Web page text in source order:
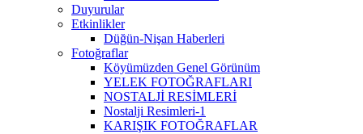
Duyurular
Etkinlikler
Düğün-Nişan Haberleri
Fotoğraflar
Köyümüzden Genel Görünüm
YELEK FOTOĞRAFLARI
NOSTALJİ RESİMLERİ
Nostalji Resimleri-1
KARIŞIK FOTOĞRAFLAR